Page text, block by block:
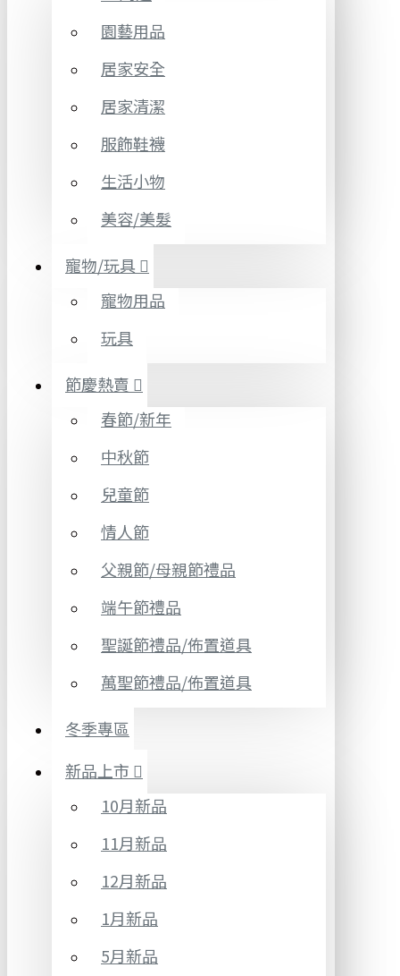
園藝用品
居家安全
居家清潔
服飾鞋襪
生活小物
美容/美髮
寵物/玩具
寵物用品
玩具
節慶熱賣
春節/新年
中秋節
兒童節
情人節
父親節/母親節禮品
端午節禮品
聖誕節禮品/佈置道具
萬聖節禮品/佈置道具
冬季專區
新品上市
10月新品
11月新品
12月新品
1月新品
5月新品